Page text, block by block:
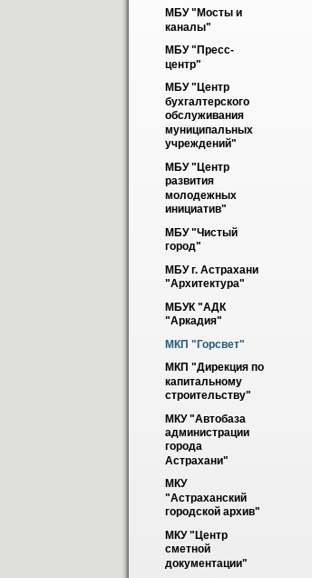
МБУ "Мосты и
каналы"
МБУ "Пресс-
центр"
МБУ "Центр
бухгалтерского
обслуживания
муниципальных
учреждений"
МБУ "Центр
развития
молодежных
инициатив"
МБУ "Чистый
город"
МБУ г. Астрахани
"Архитектура"
МБУК "АДК
"Аркадия"
МКП "Горсвет"
МКП "Дирекция по
капитальному
строительству"
МКУ "Автобаза
администрации
города
Астрахани"
МКУ
"Астраханский
городской архив"
МКУ "Центр
сметной
документации"